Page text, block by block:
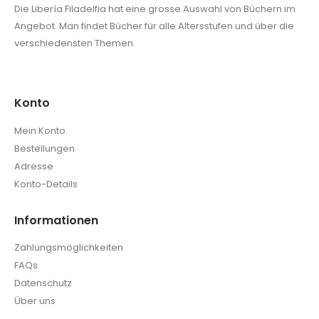
Die Libería Filadelfia hat eine grosse Auswahl von Büchern im
Angebot. Man findet Bücher für alle Altersstufen und über die
verschiedensten Themen.
Konto
Mein Konto
Bestellungen
Adresse
Konto-Details
Informationen
Zahlungsmöglichkeiten
FAQs
Datenschutz
Über uns